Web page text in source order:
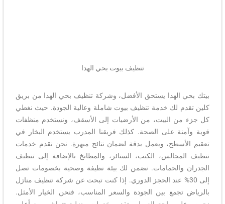
تنظيف بيوت بحي الهدا
بيتك بحي الهدا يستحق الأفضل، وشركة تنظيف بحي الهدا من بريق
كلين تقدم لك خدمة تنظيف بيوت شاملة وعالية الجودة. حيث نغطي
كل جزء من البيت، من الأرضيات إلى الأسقف، ونستخدم منظفات
قوية وآمنة على الصحة. كذلك فريقنا المدرب يستخدم البخار في
تعقيم الأسطح، ويعمل بدقة لضمان نتائج مبهرة. نحن نقدم خدمات
تنظيف المجالس، الكنب، الستائر، والمطابخ بالإضافة إلى تنظيف
الجدران والحمامات. نضمن لك بيئة نظيفة وصحية بخصومات تصل
إلى 30% عند الحجز الدوري. إذا كنت تبحث عن شركة تنظيف منازل
بالرياض تجمع بين الجودة والسعر المناسب، فنحن الخيار الأمثل.